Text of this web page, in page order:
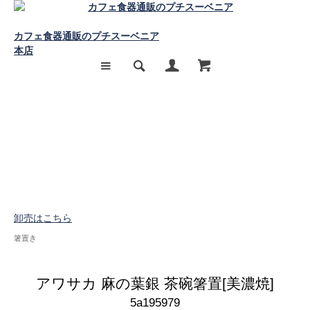
カフェ食器通販のプチスーベニア
本店
卸売はこちら
箸置き
アワサカ 麻の葉銀 茶碗箸置[美濃焼]
5a195979